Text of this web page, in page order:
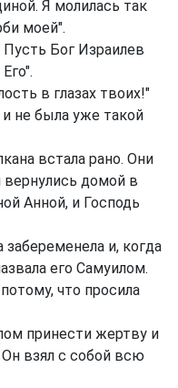
Я молилась так
моей".
Бог Израилев
в глазах твоих!"
не была уже такой
встала рано. Они
вернулись домой в
Анной, и Господь
и, когда
его Самуилом.
что просила
принести жертву и
взял с собой всю